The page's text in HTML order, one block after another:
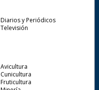
Diarios y Periódicos
Televisión
Avicultura
Cunicultura
Fruticultura